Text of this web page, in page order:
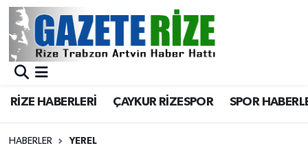
RİZE HABERLERİ ÇAYKUR RİZESPOR SPOR
HABERLER YEREL
BÖLGEMİZ
Asayiş
Merkez Nöbetçi Eczaneler
Merkez Trafik Yoğunluk Haritası